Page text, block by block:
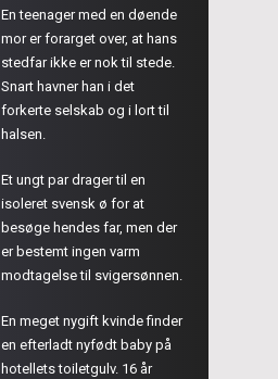
En teenager med en døende
mor er forarget over, at hans
stedfar ikke er nok til stede.
Snart havner han i det
forkerte selskab og i lort til
halsen.
Et ungt par drager til en
isoleret svensk ø for at
besøge hendes far, men der
er bestemt ingen varm
modtagelse til svigersønnen.
En meget nygift kvinde finder
en efterladt nyfødt baby på
hotellets toiletgulv. 16 år